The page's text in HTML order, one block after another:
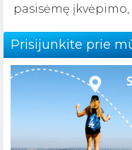
pasisėmę
Prisijunkite prie